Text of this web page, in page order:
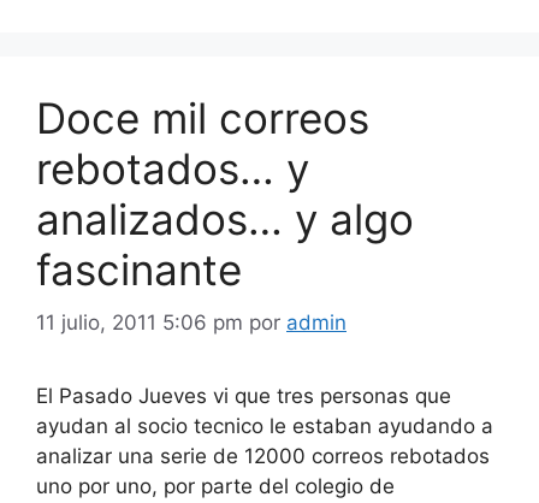
Doce mil correos
rebotados… y
analizados… y algo
fascinante
11 julio, 2011 5:06 pm por admin
El Pasado Jueves vi que tres personas que
ayudan al socio tecnico le estaban ayudando a
analizar una serie de 12000 correos rebotados
uno por uno, por parte del colegio de